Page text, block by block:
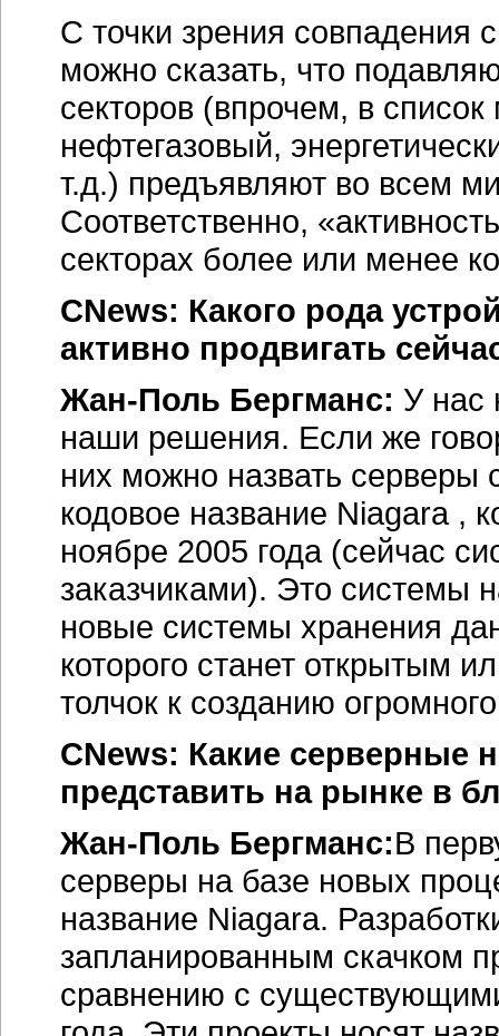
С точки зрения совпадения
можно сказать, что
секторов (впрочем, в
нефтегазовый,
т.д.) предъявляют во всем
Соответственно,
секторах более или менее
CNews: Какого рода
активно продвигать
Жан-Поль Бергманс: У нас
наши решения. Если же
них можно назвать
кодовое название Niagara ,
ноябре 2005 года (сейчас
заказчиками). Это системы
новые системы хранения
которого станет открытым
толчок к созданию
CNews: Какие серверные
представить на рынке в
Жан-Поль Бергманс:В
серверы на базе новых
название Niagara.
запланированным скачком
сравнению с